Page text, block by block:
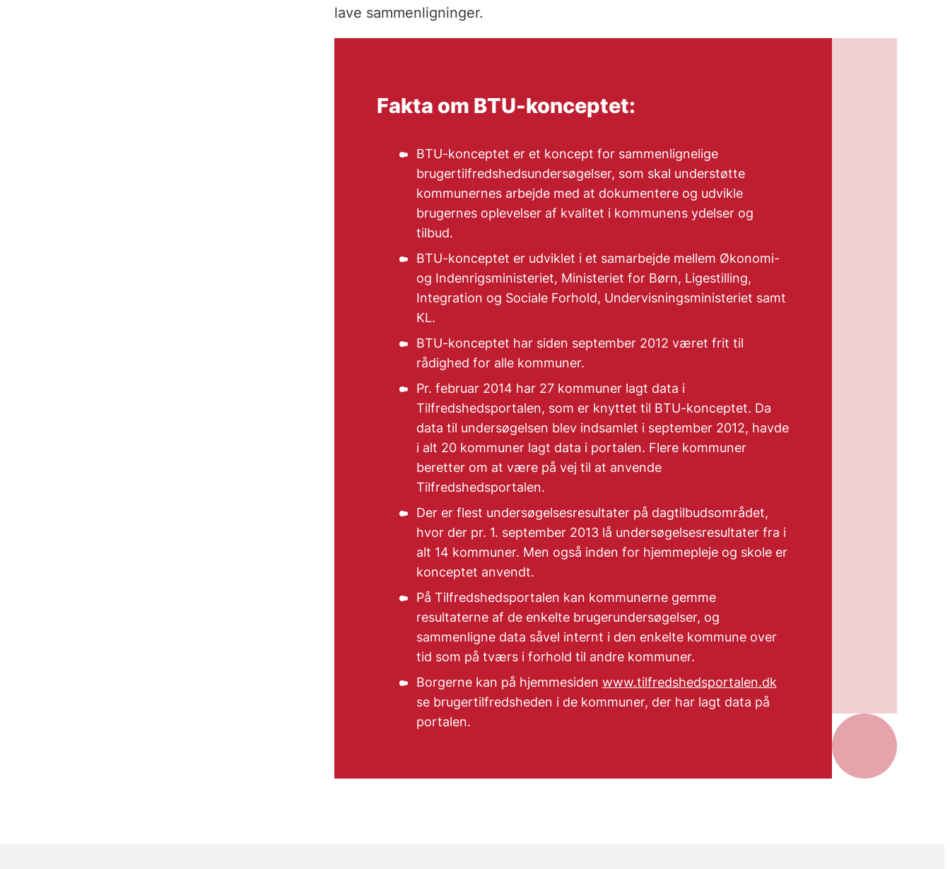
lave sammenligninger.
Fakta om BTU-konceptet:
BTU-konceptet er et koncept for sammenlignelige
brugertilfredshedsundersøgelser, som skal understøtte
kommunernes arbejde med at dokumentere og udvikle
brugernes oplevelser af kvalitet i kommunens ydelser og
tilbud.
BTU-konceptet er udviklet i et samarbejde mellem Økonomi-
og Indenrigsministeriet, Ministeriet for Børn, Ligestilling,
Integration og Sociale Forhold, Undervisningsministeriet samt
KL.
BTU-konceptet har siden september 2012 været frit til
rådighed for alle kommuner.
Pr. februar 2014 har 27 kommuner lagt data i
Tilfredshedsportalen, som er knyttet til BTU-konceptet. Da
data til undersøgelsen blev indsamlet i september 2012, havde
i alt 20 kommuner lagt data i portalen. Flere kommuner
beretter om at være på vej til at anvende
Tilfredshedsportalen.
Der er flest undersøgelsesresultater på dagtilbudsområdet,
hvor der pr. 1. september 2013 lå undersøgelsesresultater fra i
alt 14 kommuner. Men også inden for hjemmepleje og skole er
konceptet anvendt.
På Tilfredshedsportalen kan kommunerne gemme
resultaterne af de enkelte brugerundersøgelser, og
sammenligne data såvel internt i den enkelte kommune over
tid som på tværs i forhold til andre kommuner.
Borgerne kan på hjemmesiden www.tilfredshedsportalen.dk
se brugertilfredsheden i de kommuner, der har lagt data på
portalen.